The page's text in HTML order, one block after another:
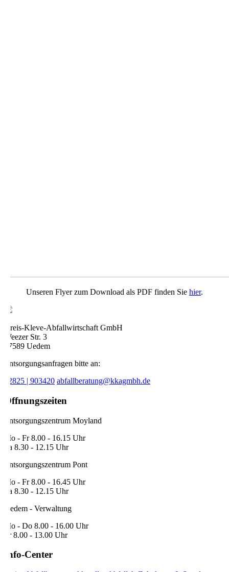
Unseren Flyer zum Download als PDF finden Sie hier.
Kreis-Kleve-Abfallwirtschaft GmbH
Weezer Str. 3
47589 Uedem
Entsorgungsanfragen bitte an:
02825 | 903420 abfallberatung@kkagmbh.de
Öffnungszeiten
Entsorgungszentrum Moyland
Mo - Fr 8.00 - 16.15 Uhr
Sa 8.30 - 12.15 Uhr
Entsorgungszentrum Pont
Mo - Fr 8.00 - 16.45 Uhr
Sa 8.30 - 12.15 Uhr
Uedem - Verwaltung
Mo - Do 8.00 - 16.00 Uhr
Fr 8.00 - 13.00 Uhr
Info-Center